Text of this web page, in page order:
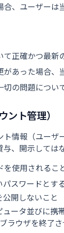
、ユーザーは
正確かつ最新
あった場合、
の問題につい
ト管理）
情報（ユーザ
、開示しては
使用される
スワードとす
開しないこと
ータ並びに携
ラウザを終了